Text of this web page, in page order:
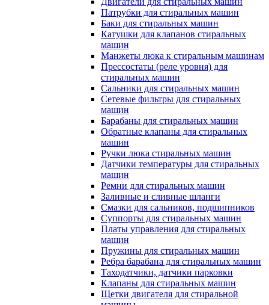
Патрубки для стиральных машин
Баки для стиральных машин
Катушки для клапанов стиральных
машин
Манжеты люка к стиральным машинам
Прессостаты (реле уровня) для
стиральных машин
Сальники для стиральных машин
Сетевые фильтры для стиральных
машин
Барабаны для стиральных машин
Обратные клапаны для стиральных
машин
Ручки люка стиральных машин
Датчики температуры для стиральных
машин
Ремни для стиральных машин
Заливные и сливные шланги
Смазки для сальников, подшипников
Суппорты для стиральных машин
Платы управления для стиральных
машин
Пружины для стиральных машин
Ребра барабана для стиральных машин
Таходатчики, датчики парковки
Клапаны для стиральных машин
Щетки двигателя для стиральной